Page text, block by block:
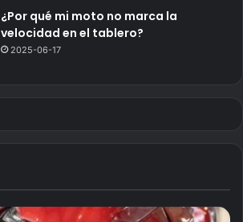
¿Por qué mi moto no marca la
velocidad en el tablero?
2025-06-17